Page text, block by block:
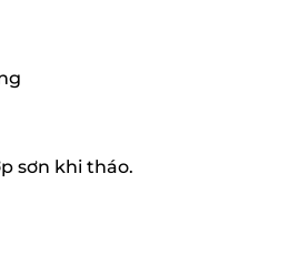
sơn khi tháo.